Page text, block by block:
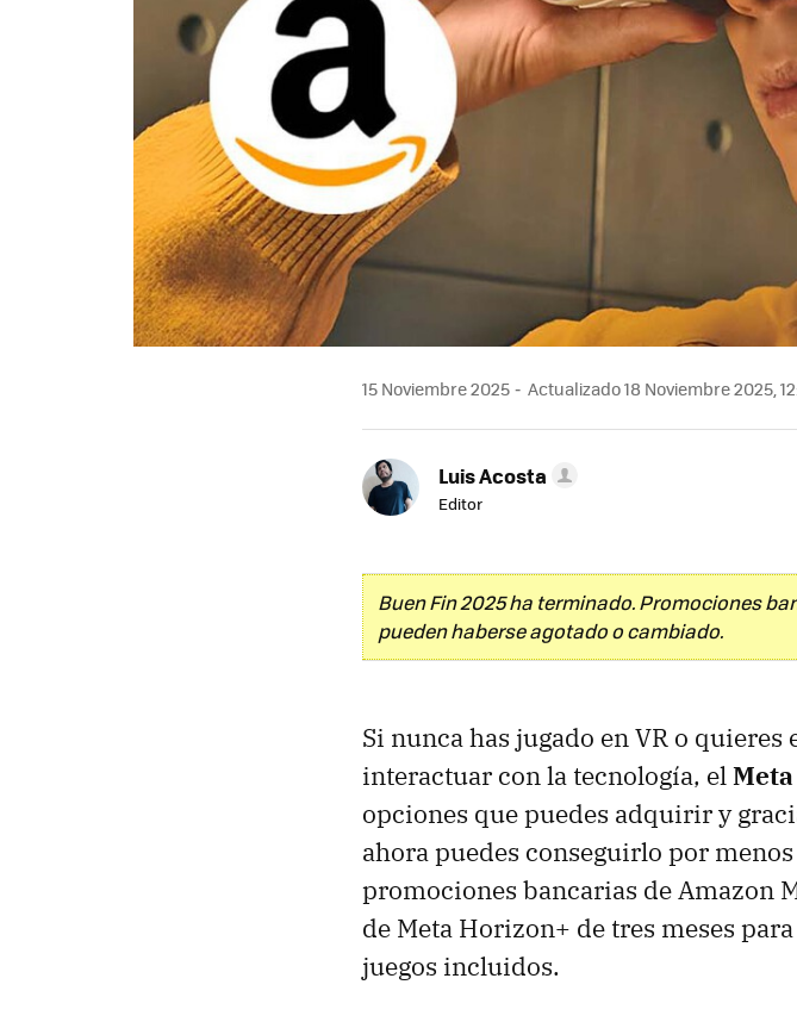
15 Noviembre 2025 Actualizado 18 Noviembre 2025,
Luis Acosta
Editor
Buen Fin 2025 ha terminado. Promociones
pueden haberse agotado o cambiado.
Si nunca has jugado en VR o
interactuar con la tecnología, el
opciones que puedes adquirir y
ahora puedes conseguirlo por
promociones bancarias de Amazon
de Meta Horizon+ de tres meses
juegos incluidos.